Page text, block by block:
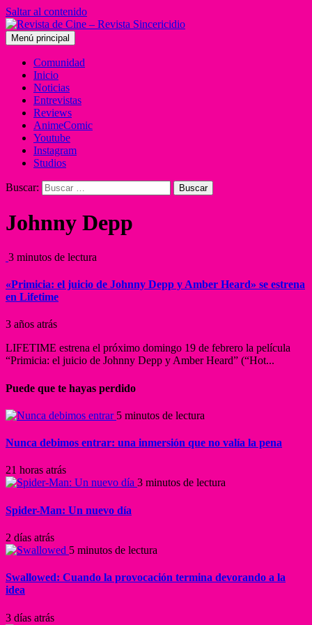
Saltar al contenido
Menú principal
Comunidad
Inicio
Noticias
Entrevistas
Reviews
AnimeComic
Youtube
Instagram
Studios
Buscar:
Johnny Depp
3 minutos de lectura
«Primicia: el juicio de Johnny Depp y Amber Heard» se estrena
en Lifetime
3 años atrás
LIFETIME estrena el próximo domingo 19 de febrero la película
“Primicia: el juicio de Johnny Depp y Amber Heard” (“Hot...
Puede que te hayas perdido
5 minutos de lectura
Nunca debimos entrar: una inmersión que no valía la pena
21 horas atrás
3 minutos de lectura
Spider-Man: Un nuevo día
2 días atrás
5 minutos de lectura
Swallowed: Cuando la provocación termina devorando a la
idea
3 días atrás